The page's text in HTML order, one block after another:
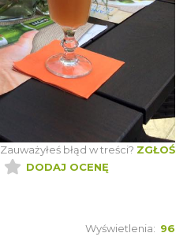
Zauważyłeś błąd w treści? ZGŁOŚ
DODAJ OCENĘ
Wyświetlenia: 96